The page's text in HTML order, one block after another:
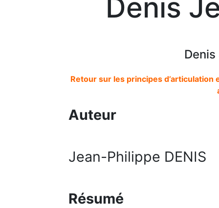
Denis
Retour sur les principes
Auteur
Jean-Philippe DENIS
Résumé